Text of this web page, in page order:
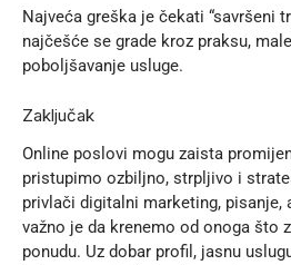
Najveća greška je čekati “savršeni
najčešće se grade kroz praksu,
poboljšavanje usluge.
Zaključak
Online poslovi mogu zaista
pristupimo ozbiljno, strpljivo i
privlači digitalni marketing,
važno je da krenemo od onoga što
ponudu. Uz dobar profil, jasnu